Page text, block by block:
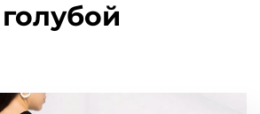
голубой